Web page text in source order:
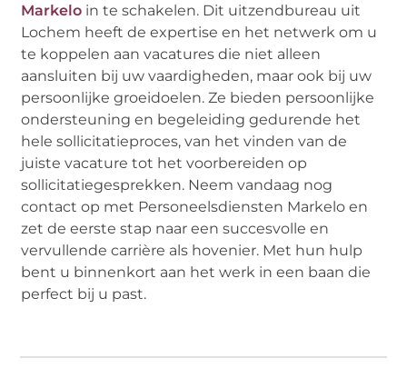
Markelo in te schakelen. Dit uitzendbureau uit
Lochem heeft de expertise en het netwerk om u
te koppelen aan vacatures die niet alleen
aansluiten bij uw vaardigheden, maar ook bij uw
persoonlijke groeidoelen. Ze bieden persoonlijke
ondersteuning en begeleiding gedurende het
hele sollicitatieproces, van het vinden van de
juiste vacature tot het voorbereiden op
sollicitatiegesprekken. Neem vandaag nog
contact op met Personeelsdiensten Markelo en
zet de eerste stap naar een succesvolle en
vervullende carrière als hovenier. Met hun hulp
bent u binnenkort aan het werk in een baan die
perfect bij u past.